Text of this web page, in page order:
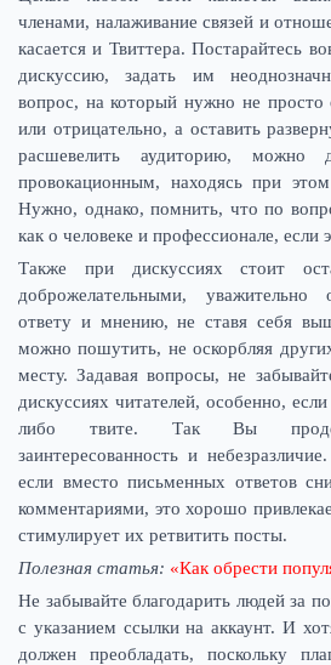
членами, налаживание связей и
касается и Твиттера. Постарайтесь
дискуссию, задать им
вопрос, на который нужно не просто
или отрицательно, а оставить
расшевелить аудиторию,
провокационным, находясь при
Нужно, однако, помнить, что по
как о человеке и профессионале, если
Также при дискуссиях стоит
доброжелательными,
ответу и мнению, не ставя себя
можно пошутить, не оскорбляя
месту. Задавая вопросы, не
дискуссиях читателей, особенно,
либо твите. Так Вы
заинтересованность и
если вместо письменных ответов
комментариями, это хорошо
стимулирует их ретвитить посты.
Полезная статья: «Как обрести
Не забывайте благодарить людей за
с указанием ссылки на аккаунт. И
должен преобладать, поскольку